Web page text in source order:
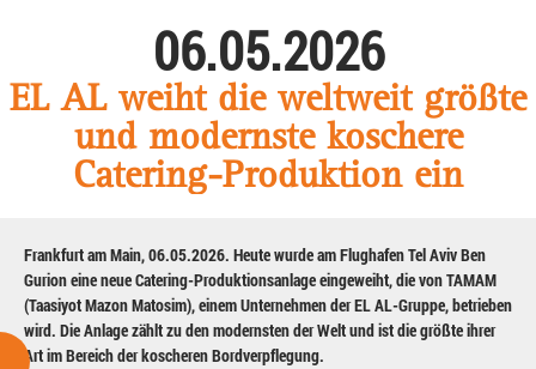
06.05.2026
EL AL weiht die weltweit größte
und modernste koschere
Catering-Produktion ein
Frankfurt am Main, 06.05.2026. Heute wurde am Flughafen Tel Aviv Ben
Gurion eine neue Catering-Produktionsanlage eingeweiht, die von TAMAM
(Taasiyot Mazon Matosim), einem Unternehmen der EL AL-Gruppe, betrieben
wird. Die Anlage zählt zu den modernsten der Welt und ist die größte ihrer
Art im Bereich der koscheren Bordverpflegung.